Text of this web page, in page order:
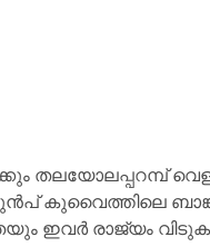
തലയോലപ്പറമ്പ്
കുവൈത്തിലെ
ഇവർ രാജ്യം